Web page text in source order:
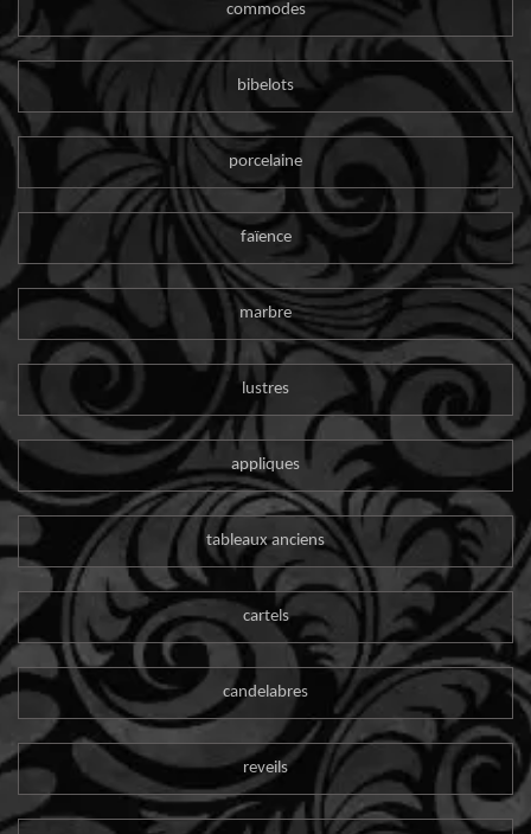
commodes
bibelots
porcelaine
faïence
marbre
lustres
appliques
tableaux anciens
cartels
candelabres
reveils